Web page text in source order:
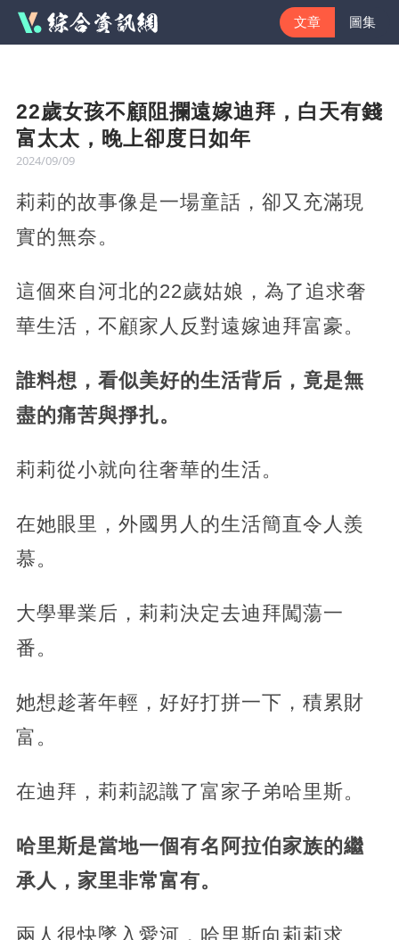
文章 圖集
22歲女孩不顧阻攔遠嫁迪拜，白天有錢
富太太，晚上卻度日如年
2024/09/09
莉莉的故事像是一場童話，卻又充滿現
實的無奈。
這個來自河北的22歲姑娘，為了追求奢
華生活，不顧家人反對遠嫁迪拜富豪。
誰料想，看似美好的生活背后，竟是無
盡的痛苦與掙扎。
莉莉從小就向往奢華的生活。
在她眼里，外國男人的生活簡直令人羨
慕。
大學畢業后， 莉莉決定去迪拜闖蕩一
番。
她想趁著年輕，好好打拼一下，積累財
富。
在迪拜，莉莉認識了富家子弟哈里斯。
哈里斯是當地一個有名阿拉伯家族的繼
承人，家里非常富有。
兩人很快墜入愛河， 哈里斯向莉莉求